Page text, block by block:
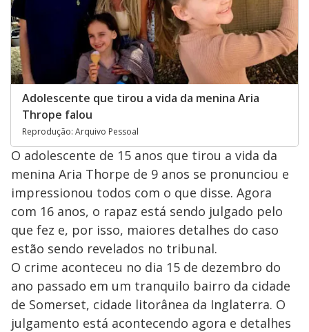
Adolescente que tirou a vida da menina Aria
Thrope falou
Reprodução: Arquivo Pessoal
O adolescente de 15 anos que tirou a vida da
menina Aria Thorpe de 9 anos se pronunciou e
impressionou todos com o que disse. Agora
com 16 anos, o rapaz está sendo julgado pelo
que fez e, por isso, maiores detalhes do caso
estão sendo revelados no tribunal.
O crime aconteceu no dia 15 de dezembro do
ano passado em um tranquilo bairro da cidade
de Somerset, cidade litorânea da Inglaterra. O
julgamento está acontecendo agora e detalhes